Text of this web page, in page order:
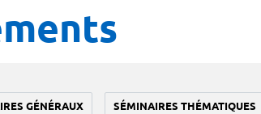
GÉNÉRAUX SÉMINAIRES THÉMATIQUES